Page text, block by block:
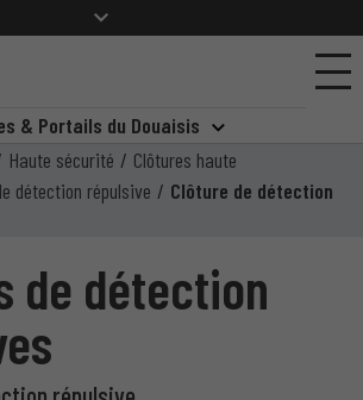
& Portails du Douaisis
Haute sécurité / Clôtures haute
détection répulsive / Clôture de détection
de détection